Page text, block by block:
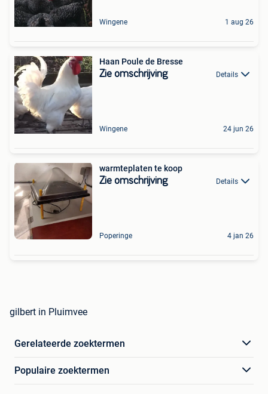
Wingene 1 aug 26
Haan Poule de Bresse
Zie omschrijving Details
Wingene 24 jun 26
warmteplaten te koop
Zie omschrijving Details
Poperinge 4 jan 26
gilbert in Pluimvee
Gerelateerde zoektermen
Populaire zoektermen